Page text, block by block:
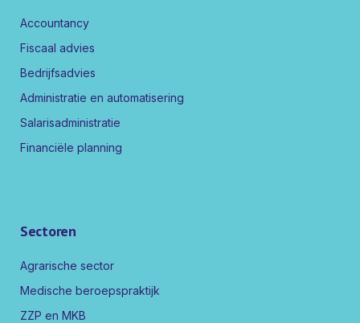
Accountancy
Fiscaal advies
Bedrijfsadvies
Administratie en automatisering
Salarisadministratie
Financiële planning
Sectoren
Agrarische sector
Medische beroepspraktijk
ZZP en MKB